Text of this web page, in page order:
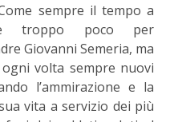
sempre il tempo a
troppo poco per
Giovanni Semeria, ma
volta sempre nuovi
l’ammirazione e la
vita a servizio dei più